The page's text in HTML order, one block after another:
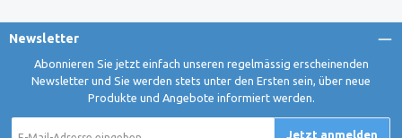
Newsletter
Abonnieren Sie jetzt einfach unseren regelmässig erscheinenden
Newsletter und Sie werden stets unter den Ersten sein, über neue
Produkte und Angebote informiert werden.
Jetzt anmelden